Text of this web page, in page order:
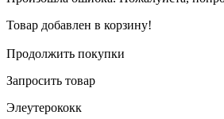
Товар добавлен в корзину!
Продолжить покупки
Запросить товар
Элеутерококк